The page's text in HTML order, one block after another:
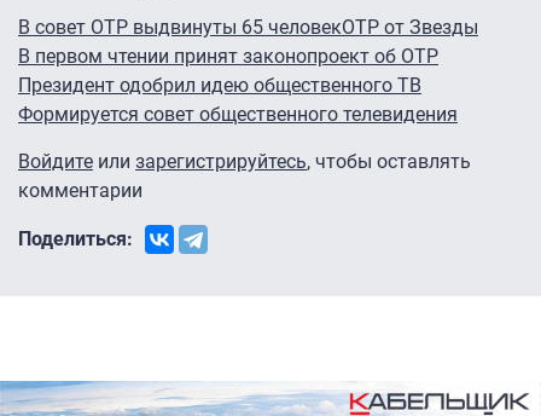
В совет ОТР выдвинуты 65 человекОТР от Звезды
В первом чтении принят законопроект об ОТР
Президент одобрил идею общественного ТВ
Формируется совет общественного телевидения
Войдите или зарегистрируйтесь, чтобы оставлять
комментарии
Поделиться: